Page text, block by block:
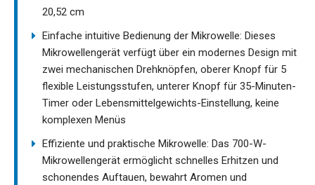
20,52 cm
Einfache intuitive Bedienung der Mikrowelle: Dieses
Mikrowellengerät verfügt über ein modernes Design mit
zwei mechanischen Drehknöpfen, oberer Knopf für 5
flexible Leistungsstufen, unterer Knopf für 35-Minuten-
Timer oder Lebensmittelgewichts-Einstellung, keine
komplexen Menüs
Effiziente und praktische Mikrowelle: Das 700-W-
Mikrowellengerät ermöglicht schnelles Erhitzen und
schonendes Auftauen, bewahrt Aromen und